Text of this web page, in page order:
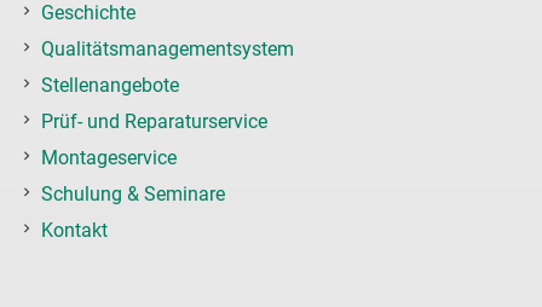
Geschichte
Qualitätsmanagementsystem
Stellenangebote
Prüf- und Reparaturservice
Montageservice
Schulung & Seminare
Kontakt